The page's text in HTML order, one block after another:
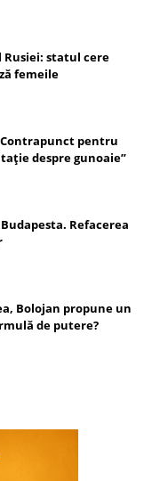
Rusiei: statul cere
femeile
Contrapunct pentru
despre gunoaie”
Refacerea
Bolojan propune un
de putere?